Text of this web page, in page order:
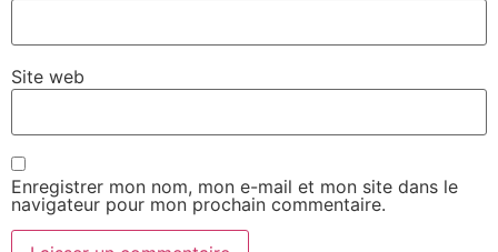
Site web
Enregistrer mon nom, mon e-mail et mon site dans le
navigateur pour mon prochain commentaire.